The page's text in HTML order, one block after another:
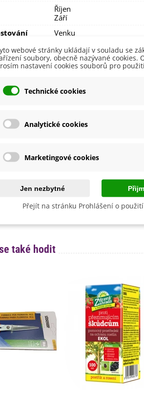
Říjen
Září
Venku
Ano
SemenaOnline
Podzim
je označen
šetrní k přírodě, proto cibuloviny balíme
balíme v den odeslání. Bezprostředně
rozdělíme balení dle Vašeho
také hodit
webové stránky ukládají v souladu se
soubory, obecně nazývané cookies.
nastavení cookies souborů pro
Technické cookies
Analytické cookies
Marketingové cookies
Jen nezbytné
Přejít na stránku Prohlášení o